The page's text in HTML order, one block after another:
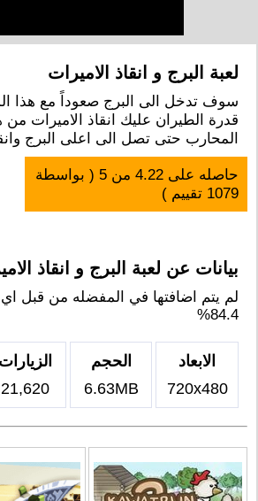
لعبة البرج و انقاذ الاميرات
سوف تدخل الى البرج صعوداً مع هذا
قدرة الطيران عليك انقاذ الاميرات من
المحارب حتى تصل الى اعلى البرج
حاصله على4.22 من5 ( بواسطة
1079 تقييم )
بيانات عن لعبة البرج و انقاذ
لم يتم اضافتها في المفضله من قبل
84.4%
الابعاد
720x480
الحجم
6.63MB
الزيارات
21,620